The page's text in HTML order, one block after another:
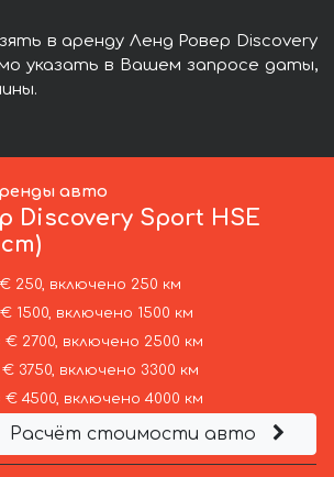
в аренду Ленд Ровер Discovery
указать в Вашем запросе даты,
авто
Discovery Sport HSE
250, включено 250 км
1500, включено 1500 км
€ 2700, включено 2500 км
€ 3750, включено 3300 км
€ 4500, включено 4000 км
Расчёт стоимости авто